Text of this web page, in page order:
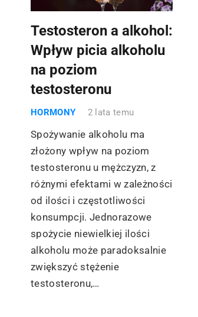
Testosteron a alkohol:
Wpływ picia alkoholu
na poziom
testosteronu
HORMONY 2 lata temu
Spożywanie alkoholu ma
złożony wpływ na poziom
testosteronu u mężczyzn, z
różnymi efektami w zależności
od ilości i częstotliwości
konsumpcji. Jednorazowe
spożycie niewielkiej ilości
alkoholu może paradoksalnie
zwiększyć stężenie
testosteronu,…